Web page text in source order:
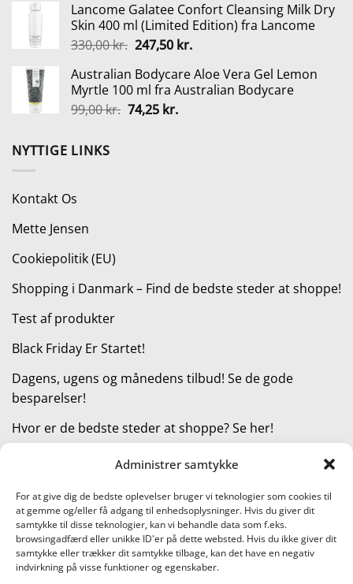
Administrer samtykke
For at give dig de bedste oplevelser bruger vi teknologier som cookies til
at gemme og/eller få adgang til enhedsoplysninger. Hvis du giver dit
samtykke til disse teknologier, kan vi behandle data som f.eks.
browsingadfærd eller unikke ID'er på dette websted. Hvis du ikke giver dit
samtykke eller trækker dit samtykke tilbage, kan det have en negativ
indvirkning på visse funktioner og egenskaber.
pris
var:
295,00 kr..
pris
er:
222,00 kr..
Lancome Galatee Confort Cleansing Milk Dry
Skin 400 ml (Limited Edition) fra Lancome
330,00kr. Den
pris
var:
330,00 kr..
247,50 kr.Den
pris
er:
Australian Bodycare Aloe Vera Gel Lemon
Myrtle 100 ml fra Australian Bodycare
99,00kr. Den
74,25 kr.Den
NYTTIGE LINKS
Kontakt Os
Mette Jensen
Cookiepolitik (EU)
Shopping i Danmark – Find de bedste steder at shoppe!
Test af produkter
Black Friday Er Startet!
Dagens, ugens og månedens tilbud! Se de gode
besparelser!
Hvor er de bedste steder at shoppe? Se her!
Kategorier